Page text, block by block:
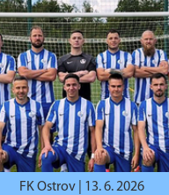
FK Ostrov | 13. 6. 2026